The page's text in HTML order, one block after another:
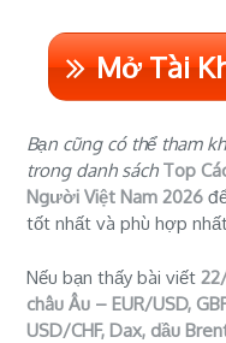
Mở Tài
Bạn cũng có thể tham
trong danh sách Top
Người Việt Nam 2026
tốt nhất và phù hợp
Nếu bạn thấy bài viết
châu Âu – EUR/USD,
USD/CHF, Dax, dầu